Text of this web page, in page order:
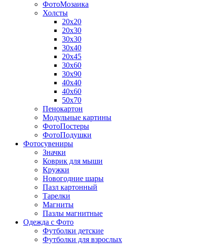
ФотоМозаика
Холсты
20х20
20х30
30х30
30х40
20х45
30х60
30х90
40х40
40х60
50х70
Пенокартон
Модульные картины
ФотоПостеры
ФотоПодушки
Фотоcувениры
Значки
Коврик для мыши
Кружки
Новогодние шары
Пазл картонный
Тарелки
Магниты
Пазлы магнитные
Одежда с Фото
Футболки детские
Футболки для взрослых